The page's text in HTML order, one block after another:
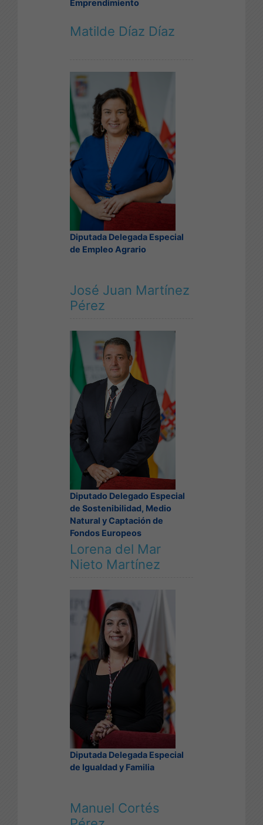
Emprendimiento
Matilde Díaz Díaz
Diputada Delegada Especial
de Empleo Agrario
José Juan Martínez
Pérez
Diputado Delegado Especial
de Sostenibilidad, Medio
Natural y Captación de
Fondos Europeos
Lorena del Mar
Nieto Martínez
Diputada Delegada Especial
de Igualdad y Familia
Manuel Cortés